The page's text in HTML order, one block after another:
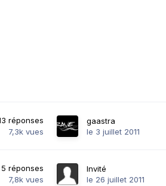
réponses
7,3k vues
gaastra
le 3 juillet 2011
5 réponses
7,8k vues
Invité
le 26 juillet 2011